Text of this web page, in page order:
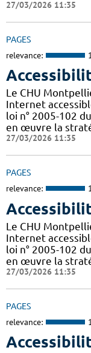
27/03/2026 11:35
PAGES
relevance:
Le CHU
Internet
loi n° 2005-102
en œuvre la
27/03/2026 11:35
PAGES
relevance:
Le CHU
Internet
loi n° 2005-102
en œuvre la
27/03/2026 11:35
PAGES
relevance: